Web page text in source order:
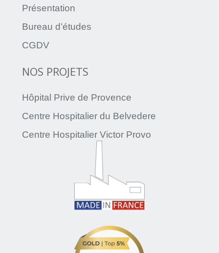
Présentation
Bureau d’études
CGDV
NOS PROJETS
Hôpital Prive de Provence
Centre Hospitalier du Belvedere
Centre Hospitalier Victor Provo